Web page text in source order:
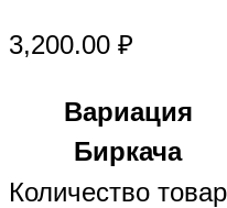
3,200.00 ₽
Вариация
Биркача
Количество